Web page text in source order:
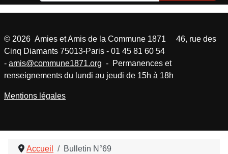
Accueil Bulletin N°69
© 2026 Amies et Amis de la Commune 1871 46, rue des
Cinq Diamants 75013-Paris - 01 45 81 60 54
- amis@commune1871.org - Permanences et
renseignements du lundi au jeudi de 15h à 18h
Mentions légales